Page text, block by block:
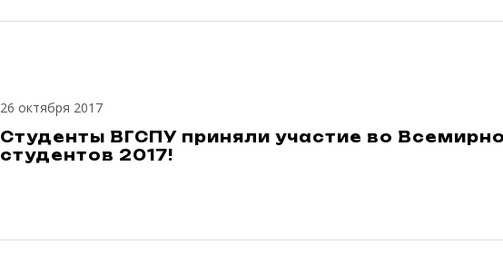
26 октября 2017
Студенты ВГСПУ приняли участие во
студентов 2017!